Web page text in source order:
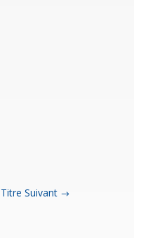
Titre Suivant